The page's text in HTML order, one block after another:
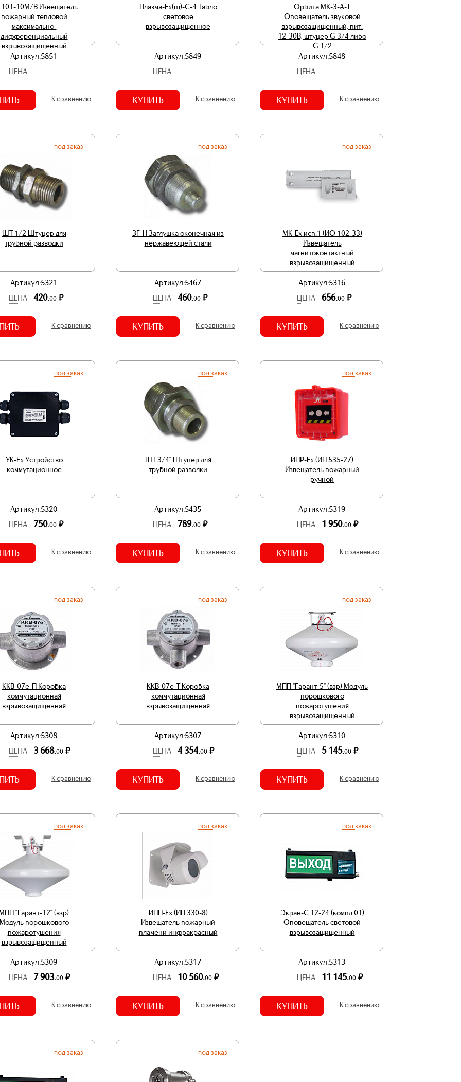
10М/B Извещатель
пожарный тепловой
максимально-
дифференциальный
взрывозащищенный
Артикул:5851
ЦЕНА
К сравнению
Плазма-Ех(m)-С-4 Табло
световое
взрывозащищенное
Артикул:5849
ЦЕНА
КУПИТЬ К сравнению
Орбита МК-3-А-Т
Оповещатель звуковой
взрывозащищенный, пит.
12-30В, штуцер G 3/4 либо
G 1/2
Артикул:5848
ЦЕНА
КУПИТЬ К сравнению
под заказ
ШТ 1/2 Штуцер для
трубной разводки
Артикул:5321
ЦЕНА
420.00 р.
К сравнению
под заказ
ЗГ-Н Заглушка оконечная из
нержавеющей стали
Артикул:5467
ЦЕНА
460.00 р.
КУПИТЬ К сравнению
под заказ
МК-Ex исп.1 (ИО 102-33)
Извещатель
магнитоконтактный
взрывозащищенный
Артикул:5316
ЦЕНА
656.00 р.
КУПИТЬ К сравнению
под заказ
УК-Ex Устройство
коммутационное
Артикул:5320
ЦЕНА
750.00 р.
К сравнению
под заказ
ШТ 3/4" Штуцер для
трубной разводки
Артикул:5435
ЦЕНА
789.00 р.
КУПИТЬ К сравнению
под заказ
ИПР-Ex (ИП 535-27)
Извещатель пожарный
ручной
Артикул:5319
ЦЕНА
1 950.00 р.
КУПИТЬ К сравнению
под заказ
ККВ-07е-П Коробка
коммутационная
взрывозащищенная
Артикул:5308
ЦЕНА
3 668.00 р.
К сравнению
под заказ
ККВ-07е-Т Коробка
коммутационная
взрывозащищенная
Артикул:5307
ЦЕНА
4 354.00 р.
КУПИТЬ К сравнению
под заказ
МПП "Гарант-5" (взр) Модуль
порошкового
пожаротушения
взрывозащищенный
Артикул:5310
ЦЕНА
5 145.00 р.
КУПИТЬ К сравнению
под заказ
"Гарант-12" (взр)
порошкового
пожаротушения
взрывозащищенный
Артикул:5309
ЦЕНА
7 903.00 р.
К сравнению
под заказ
ИПП-Ex (ИП 330-8)
Извещатель пожарный
пламени инфракрасный
Артикул:5317
ЦЕНА
10 560.00 р.
КУПИТЬ К сравнению
под заказ
Экран-С 12-24 (компл.01)
Оповещатель световой
взрывозащищенный
Артикул:5313
ЦЕНА
11 145.00 р.
КУПИТЬ К сравнению
под заказ под заказ